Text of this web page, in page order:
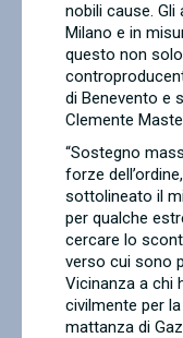
nobili cause.
Milano e in
questo non
di Benevento e
Clemente
“Sostegno
forze
sottolineato il
per qualche
cercare lo
verso cui sono
Vicinanza a chi
civilmente per
mattanza di